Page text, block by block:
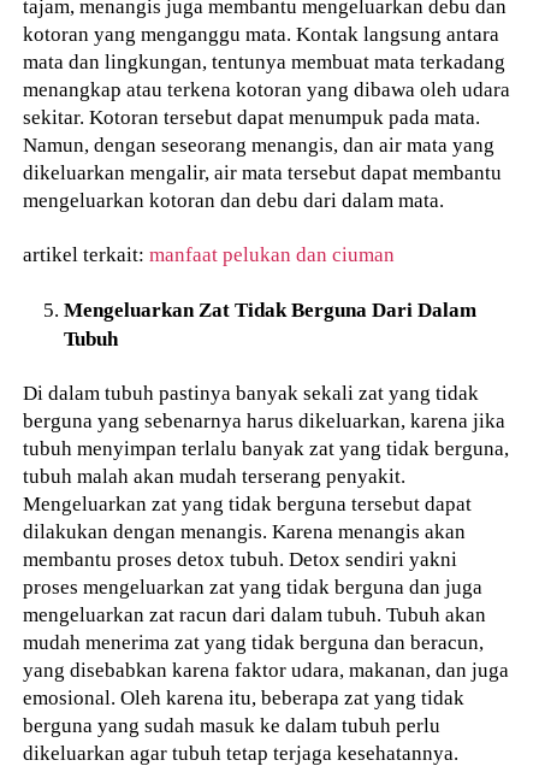
tajam, menangis juga membantu mengeluarkan debu dan
kotoran yang menganggu mata. Kontak langsung antara
mata dan lingkungan, tentunya membuat mata terkadang
menangkap atau terkena kotoran yang dibawa oleh udara
sekitar. Kotoran tersebut dapat menumpuk pada mata.
Namun, dengan seseorang menangis, dan air mata yang
dikeluarkan mengalir, air mata tersebut dapat membantu
mengeluarkan kotoran dan debu dari dalam mata.
artikel terkait:manfaat pelukan dan ciuman
Mengeluarkan Zat Tidak Berguna Dari Dalam
Tubuh
Di dalam tubuh pastinya banyak sekali zat yang tidak
berguna yang sebenarnya harus dikeluarkan, karena jika
tubuh menyimpan terlalu banyak zat yang tidak berguna,
tubuh malah akan mudah terserang penyakit.
Mengeluarkan zat yang tidak berguna tersebut dapat
dilakukan dengan menangis. Karena menangis akan
membantu proses detox tubuh. Detox sendiri yakni
proses mengeluarkan zat yang tidak berguna dan juga
mengeluarkan zat racun dari dalam tubuh. Tubuh akan
mudah menerima zat yang tidak berguna dan beracun,
yang disebabkan karena faktor udara, makanan, dan juga
emosional. Oleh karena itu, beberapa zat yang tidak
berguna yang sudah masuk ke dalam tubuh perlu
dikeluarkan agar tubuh tetap terjaga kesehatannya.